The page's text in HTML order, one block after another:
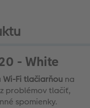
- White
Wi-Fi tlačiarňou na
problémov tlačiť,
spomienky.